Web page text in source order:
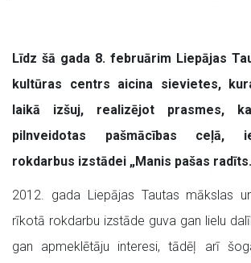
Līdz šā gada 8. februārim Liepājas
kultūras centrs aicina sievietes,
laikā izšuj, realizējot prasmes,
pilnveidotas pašmācības ceļā,
rokdarbus izstādei „Manis pašas
2012. gada Liepājas Tautas mākslas
rīkotā rokdarbu izstāde guva gan lielu
gan apmeklētāju interesi, tādēļ arī